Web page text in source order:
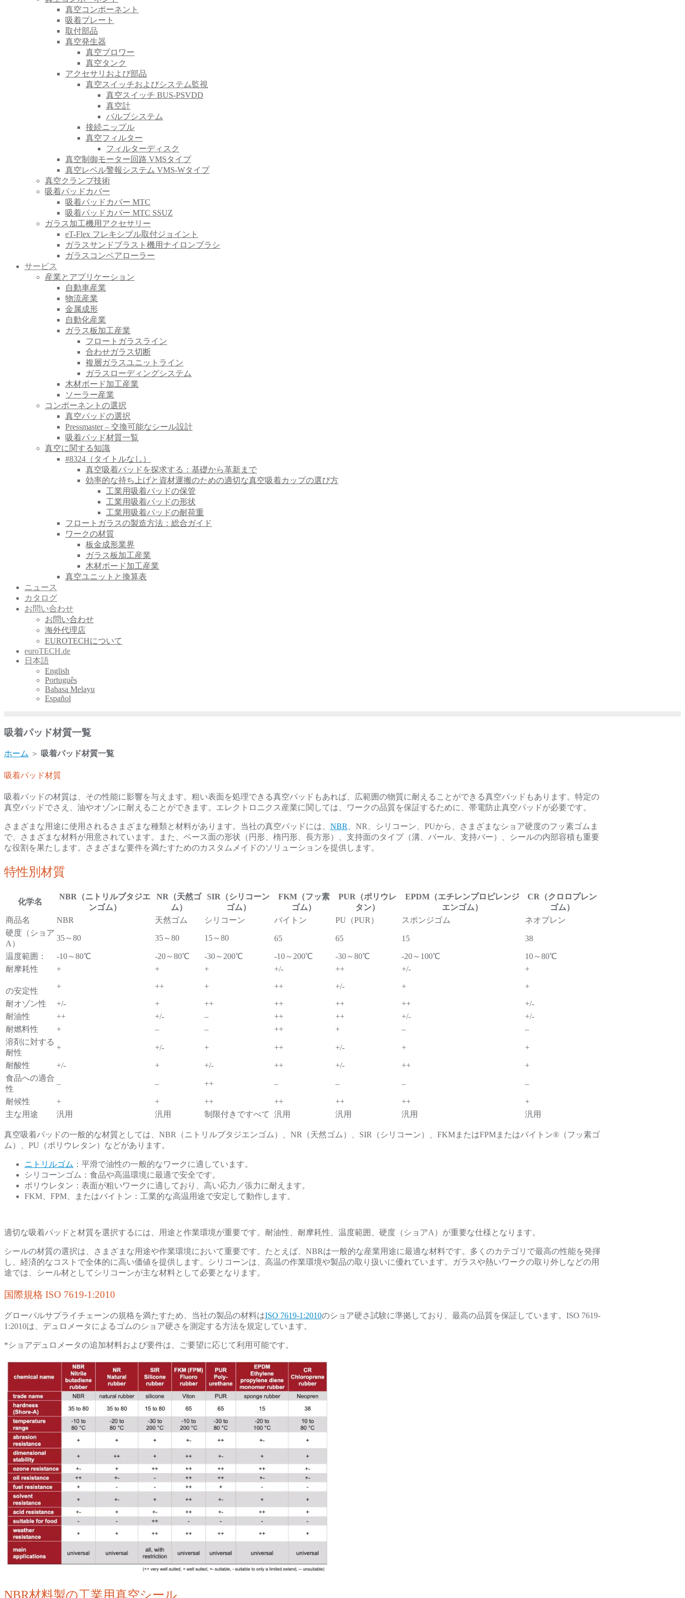
真空コンポーネント
吸着プレート
取付部品
真空発生器
真空ブロワー
真空タンク
アクセサリおよび部品
真空スイッチおよびシステム監視
真空スイッチ BUS-PSVDD
真空計
バルブシステム
接続ニップル
真空フィルター
フィルターディスク
真空制御モーター回路 VMSタイプ
真空レベル警報システム VMS-Wタイプ
真空クランプ技術
吸着パッドカバー
吸着パッドカバー MTC
吸着パッドカバー MTC SSUZ
ガラス加工機用アクセサリー
eT-Flex フレキシブル取付ジョイント
ガラスサンドブラスト機用ナイロンブラシ
ガラスコンベアローラー
サービス
産業とアプリケーション
自動車産業
物流産業
金属成形
自動化産業
ガラス板加工産業
フロートガラスライン
合わせガラス切断
複層ガラスユニットライン
ガラスローディングシステム
木材ボード加工産業
ソーラー産業
コンポーネントの選択
真空パッドの選択
Pressmaster – 交換可能なシール設計
吸着パッド材質一覧
真空に関する知識
#8324（タイトルなし）
真空吸着パッドを探求する：基礎から革新まで
効率的な持ち上げと資材運搬のための適切な真空吸着カップの選び方
工業用吸着パッドの保管
工業用吸着パッドの形状
工業用吸着パッドの耐荷重
フロートガラスの製造方法：総合ガイド
ワークの材質
板金成形業界
ガラス板加工産業
木材ボード加工産業
真空ユニットと換算表
ニュース
カタログ
お問い合わせ
お問い合わせ
海外代理店
EUROTECHについて
euroTECH.de
日本語
English
Português
Bahasa Melayu
Español
吸着パッド材質一覧
ホーム ＞ 吸着パッド材質一覧
吸着パッド材質
吸着パッドの材質は、その性能に影響を与えます。粗い表面を処理できる真空パッドもあれば、広範囲の物質に耐えることができる真空パッドもあります。特定の
真空パッドでさえ、油やオゾンに耐えることができます。エレクトロニクス産業に関しては、ワークの品質を保証するために、帯電防止真空パッドが必要です。
さまざまな用途に使用されるさまざまな種類と材料があります。当社の真空パッドには、 NBR
、NR、シリコーン、PUから、さまざまなショア硬度のフッ素ゴムま
で、さまざまな材料が用意されています。また、ベース面の形状（円形、楕円形、長方形）、支持面のタイプ（溝、バール、支持バー）、シールの内部容積も重要
な役割を果たします。さまざまな要件を満たすためのカスタムメイドのソリューションを提供します。
特性別材質
化学名
NBR（ニトリルブタジエ
ンゴム）
NR（天然ゴ
ム）
SIR（シリコーン
ゴム）
FKM（フッ素
ゴム）
PUR（ポリウレ
タン）
EPDM（エチレンプロピレンジ
エンゴム）
CR（クロロプレン
ゴム）
商品名
NBR 天然ゴム シリコーン バイトン PU（PUR） スポンジゴム
ネオプレン
硬度（ショア
A）
35～80 35～80 15～80 65 65 15 38
温度範囲： -10～80℃ -20～80℃ -30～200℃ -10～200℃ -30～80℃ -20～100℃
10～80℃
耐摩耗性
+ + + +/- ++ +/- +
の安定性
+ ++ + ++ +/- +
+
耐オゾン性
+/- + ++ ++ ++ ++
+/-
耐油性
++ +/- – ++ ++ +/-
+/-
耐燃料性
+ – – ++ + –
–
溶剤に対する
耐性
+ +/- + ++ +/- + +
耐酸性 +/- + +/- ++ +/- ++
+
食品への適合
性
– – ++ – – – –
耐候性 + + ++ ++ ++ ++
+
主な用途
汎用 汎用 制限付きですべて 汎用 汎用 汎用 汎用
真空吸着パッドの一般的な材質としては、NBR（ニトリルブタジエンゴム）、NR（天然ゴム）、SIR（シリコーン）、FKMまたはFPMまたはバイトン®（フッ素ゴ
ム）、PU（ポリウレタン）などがあります。
ニトリルゴム ：平滑で油性の一般的なワークに適しています。
シリコーンゴム：食品や高温環境に最適で安全です。
ポリウレタン：表面が粗いワークに適しており、高い応力／張力に耐えます。
FKM、FPM、またはバイトン：工業的な高温用途で安定して動作します。
適切な吸着パッドと材質を選択するには、用途と作業環境が重要です。耐油性、耐摩耗性、温度範囲、硬度（ショアA）が重要な仕様となります。
シールの材質の選択は、さまざまな用途や作業環境において重要です。たとえば、NBRは一般的な産業用途に最適な材料です。多くのカテゴリで最高の性能を発揮
し、経済的なコストで全体的に高い価値を提供します。シリコーンは、高温の作業環境や製品の取り扱いに優れています。ガラスや熱いワークの取り外しなどの用
途では、シール材としてシリコーンが主な材料として必要となります。
国際規格 ISO 7619-1:2010
グローバルサプライチェーンの規格を満たすため、当社の製品の材料はISO 7619-1:2010のショア硬さ試験に準拠しており、最高の品質を保証しています。ISO 7619-
1:2010は、デュロメータによるゴムのショア硬さを測定する方法を規定しています。
*ショアデュロメータの追加材料および要件は、ご要望に応じて利用可能です。
NBR材料製の工業用真空シール